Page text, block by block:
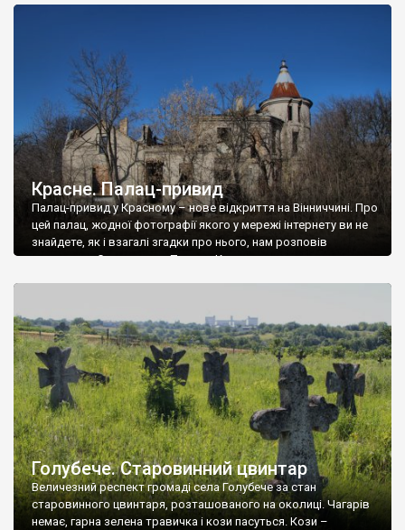
Красне. Палац-привид
Палац-привид у Красному – нове відкриття на Вінниччині. Про
цей палац, жодної фотографії якого у мережі інтернету ви не
знайдете, як і взагалі згадки про нього, нам розповів
мешканець Самгородка. Палац у Красному вразив не лише
Голубече. Старовинний цвинтар
Величезний респект громаді села Голубече за стан
старовинного цвинтаря, розташованого на околиці. Чагарів
немає, гарна зелена травичка і кози пасуться. Кози –